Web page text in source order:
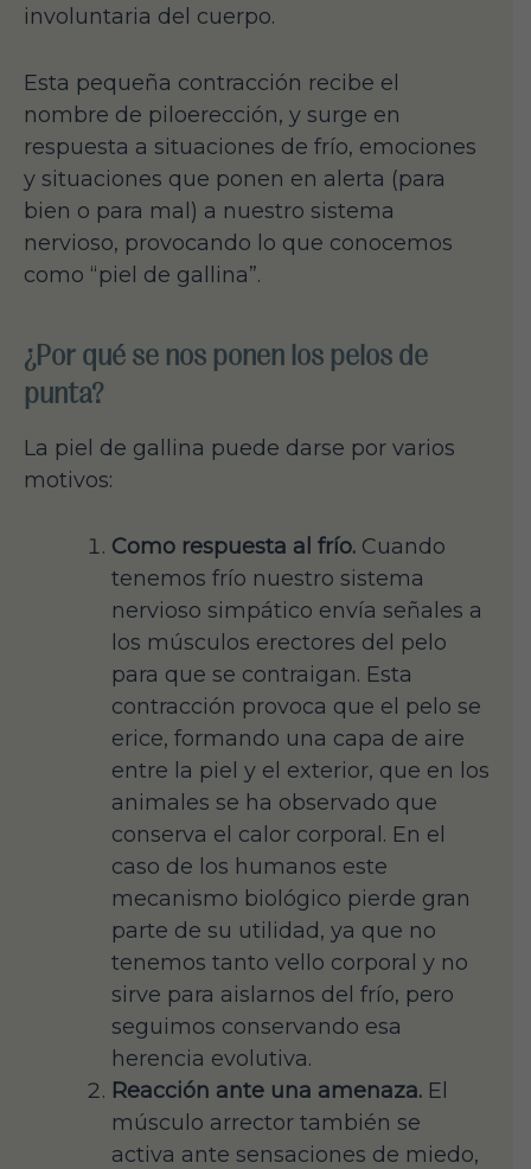
involuntaria del cuerpo.
Esta pequeña contracción recibe el
nombre de piloerección, y surge en
respuesta a situaciones de frío, emociones
y situaciones que ponen en alerta (para
bien o para mal) a nuestro sistema
nervioso, provocando lo que conocemos
como “piel de gallina”.
¿Por qué se nos ponen los pelos de
punta?
La piel de gallina puede darse por varios
motivos:
Como respuesta al frío. Cuando
tenemos frío nuestro sistema
nervioso simpático envía señales a
los músculos erectores del pelo
para que se contraigan. Esta
contracción provoca que el pelo se
erice, formando una capa de aire
entre la piel y el exterior, que en los
animales se ha observado que
conserva el calor corporal. En el
caso de los humanos este
mecanismo biológico pierde gran
parte de su utilidad, ya que no
tenemos tanto vello corporal y no
sirve para aislarnos del frío, pero
seguimos conservando esa
herencia evolutiva.
Reacción ante una amenaza. El
músculo arrector también se
activa ante sensaciones de miedo,